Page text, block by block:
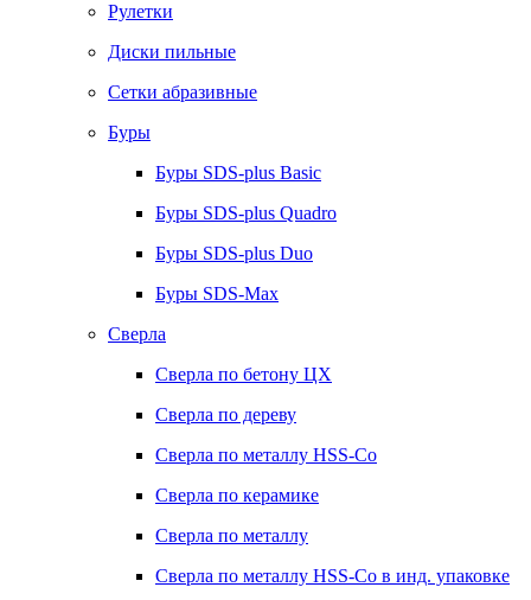
Рулетки
Диски пильные
Сетки абразивные
Буры
Буры SDS-plus Basic
Буры SDS-plus Quadro
Буры SDS-plus Duo
Буры SDS-Max
Сверла
Сверла по бетону ЦХ
Сверла по дереву
Сверла по металлу HSS-Co
Сверла по керамике
Сверла по металлу
Сверла по металлу HSS-Co в инд. упаковке